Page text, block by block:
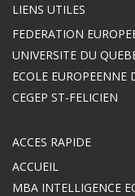
LIENS UTILES
FEDERATION
UNIVERSITE DU
ECOLE EUROPEENNE
CEGEP ST-FELICIEN
ACCES RAPIDE
ACCUEIL
MBA INTELLIGENCE